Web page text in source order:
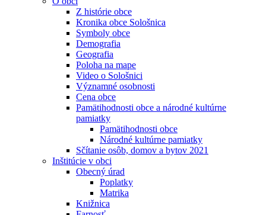
Z histórie obce
Kronika obce Sološnica
Symboly obce
Demografia
Geografia
Poloha na mape
Video o Sološnici
Významné osobnosti
Cena obce
Pamätihodnosti obce a národné kultúrne
pamiatky
Pamätihodnosti obce
Národné kultúrne pamiatky
Sčítanie osôb, domov a bytov 2021
Inštitúcie v obci
Obecný úrad
Poplatky
Matrika
Knižnica